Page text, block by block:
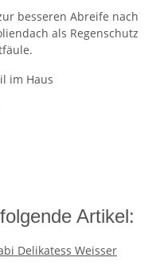
besseren Abreife nach
als Regenschutz
im Haus
Artikel: